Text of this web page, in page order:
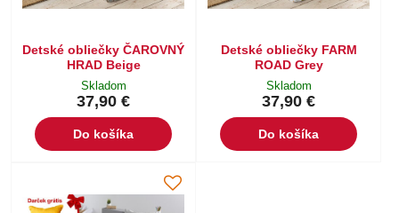
Detské obliečky ČAROVNÝ
HRAD Beige
Skladom
37,90 €
Do košíka
Detské obliečky FARM
ROAD Grey
Skladom
37,90 €
Do košíka